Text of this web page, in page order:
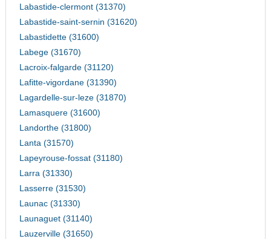
Labastide-clermont (31370)
Labastide-saint-sernin (31620)
Labastidette (31600)
Labege (31670)
Lacroix-falgarde (31120)
Lafitte-vigordane (31390)
Lagardelle-sur-leze (31870)
Lamasquere (31600)
Landorthe (31800)
Lanta (31570)
Lapeyrouse-fossat (31180)
Larra (31330)
Lasserre (31530)
Launac (31330)
Launaguet (31140)
Lauzerville (31650)